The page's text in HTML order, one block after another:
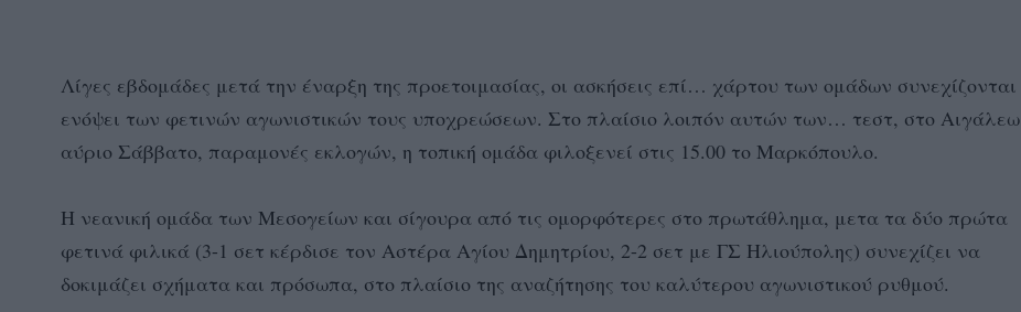
Λίγες εβδομάδες μετά την έναρξη της προετοιμασίας, οι ασκήσεις επί… χάρτου των ομάδων συνεχίζονται
ενόψει των φετινών αγωνιστικών τους υποχρεώσεων. Στο πλαίσιο λοιπόν αυτών των… τεστ, στο Αιγάλεω
αύριο Σάββατο, παραμονές εκλογών, η τοπική ομάδα φιλοξενεί στις 15.00 το Μαρκόπουλο.
Η νεανική ομάδα των Μεσογείων και σίγουρα από τις ομορφότερες στο πρωτάθλημα, μετα τα δύο πρώτα
φετινά φιλικά (3-1 σετ κέρδισε τον Αστέρα Αγίου Δημητρίου, 2-2 σετ με ΓΣ Ηλιούπολης) συνεχίζει να
δοκιμάζει σχήματα και πρόσωπα, στο πλαίσιο της αναζήτησης του καλύτερου αγωνιστικού ρυθμού.